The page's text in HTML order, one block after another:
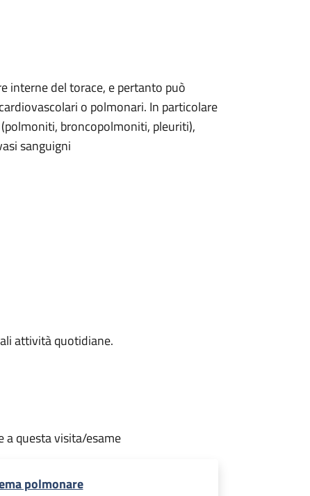
interne del torace, e pertanto può
o polmonari. In particolare
broncopolmoniti, pleuriti),
sanguigni
attività quotidiane.
a questa visita/esame
polmonare